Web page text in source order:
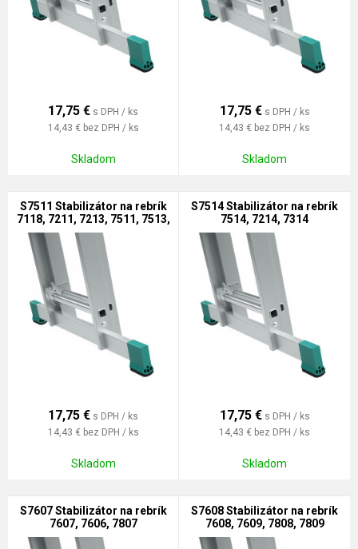
17,75 € s DPH / ks
14,43 € bez DPH / ks
Skladom
17,75 € s DPH / ks
14,43 € bez DPH / ks
Skladom
S7511 Stabilizátor na rebrík
7118, 7211, 7213, 7511, 7513,
7711
17,75 € s DPH / ks
14,43 € bez DPH / ks
Skladom
S7514 Stabilizátor na rebrík
7514, 7214, 7314
17,75 € s DPH / ks
14,43 € bez DPH / ks
Skladom
S7607 Stabilizátor na rebrík
7607, 7606, 7807
S7608 Stabilizátor na rebrík
7608, 7609, 7808, 7809